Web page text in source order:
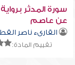
سورة المدثر
عن عاصم
القارىء ناصر
تقييم المادة: